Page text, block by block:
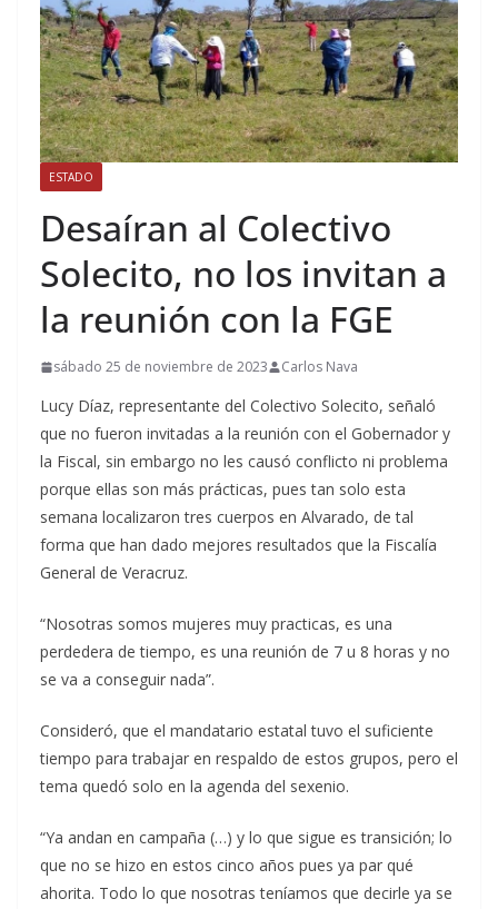
ESTADO
Desaíran al Colectivo
Solecito, no los invitan a
la reunión con la FGE
sábado 25 de noviembre de 2023 Carlos Nava
Lucy Díaz, representante del Colectivo Solecito, señaló
que no fueron invitadas a la reunión con el Gobernador y
la Fiscal, sin embargo no les causó conflicto ni problema
porque ellas son más prácticas, pues tan solo esta
semana localizaron tres cuerpos en Alvarado, de tal
forma que han dado mejores resultados que la Fiscalía
General de Veracruz.
“Nosotras somos mujeres muy practicas, es una
perdedera de tiempo, es una reunión de 7 u 8 horas y no
se va a conseguir nada”.
Consideró, que el mandatario estatal tuvo el suficiente
tiempo para trabajar en respaldo de estos grupos, pero el
tema quedó solo en la agenda del sexenio.
“Ya andan en campaña (…) y lo que sigue es transición; lo
que no se hizo en estos cinco años pues ya par qué
ahorita. Todo lo que nosotras teníamos que decirle ya se